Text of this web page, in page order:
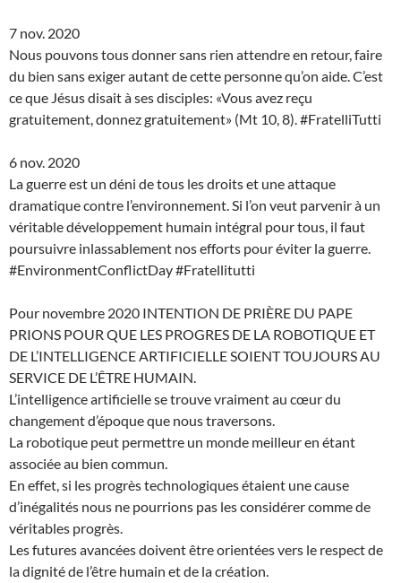
7 nov. 2020
Nous pouvons tous donner sans rien attendre en retour, faire
du bien sans exiger autant de cette personne qu’on aide. C’est
ce que Jésus disait à ses disciples: «Vous avez reçu
gratuitement, donnez gratuitement» (Mt 10, 8). #FratelliTutti
6 nov. 2020
La guerre est un déni de tous les droits et une attaque
dramatique contre l’environnement. Si l’on veut parvenir à un
véritable développement humain intégral pour tous, il faut
poursuivre inlassablement nos efforts pour éviter la guerre.
#EnvironmentConflictDay #Fratellitutti
Pour novembre 2020 INTENTION DE PRIÈRE DU PAPE
PRIONS POUR QUE LES PROGRES DE LA ROBOTIQUE ET
DE L’INTELLIGENCE ARTIFICIELLE SOIENT TOUJOURS AU
SERVICE DE L’ÊTRE HUMAIN.
L’intelligence artificielle se trouve vraiment au cœur du
changement d’époque que nous traversons.
La robotique peut permettre un monde meilleur en étant
associée au bien commun.
En effet, si les progrès technologiques étaient une cause
d’inégalités nous ne pourrions pas les considérer comme de
véritables progrès.
Les futures avancées doivent être orientées vers le respect de
la dignité de l’être humain et de la création.